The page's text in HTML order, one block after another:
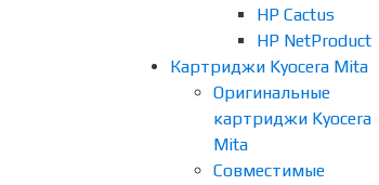
HP Cactus
HP NetProduct
Картриджи Kyocera Mita
Оригинальные
картриджи Kyocera
Mita
Совместимые